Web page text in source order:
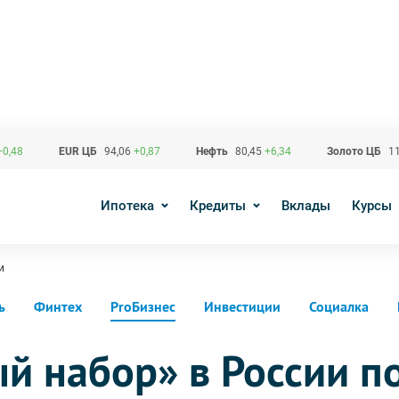
EUR ЦБ 94,06 +0,87 Нефть 80,45 +6,34 Золото ЦБ
Ипотека Кредиты Вклады Курсы
Финтех ProБизнес Инвестиции Социалка
набор» в России